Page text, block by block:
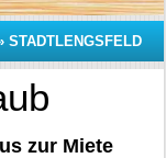
STADTLENGSFELD
zur Miete